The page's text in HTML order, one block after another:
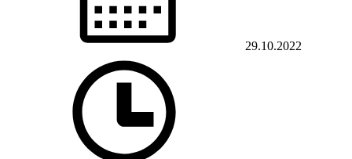
29.10.2022